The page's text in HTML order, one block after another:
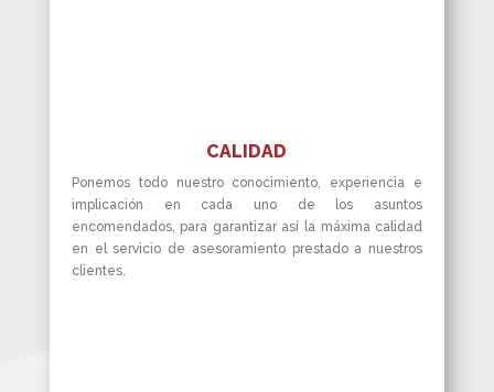
CALIDAD
Ponemos todo nuestro conocimiento, experiencia e
implicación en cada uno de los asuntos
encomendados, para garantizar así la máxima calidad
en el servicio de asesoramiento prestado a nuestros
clientes.